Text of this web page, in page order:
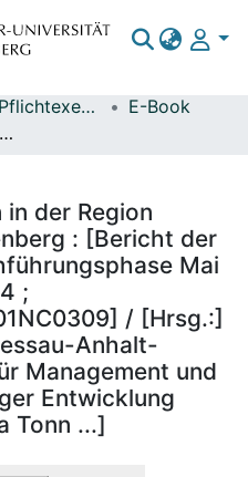
Elektronische Pflichtexemplare
E-Book
Lebenslanges Lernen in der Region Dessau-Anhalt-Wittenberg : [Bericht der Ergebnisse der Durchführungsphase Mai 2003 bis August 2004 ; Förderkennzeichen: 01NC0309] / [Hrsg.:] Agora des Lernens Dessau-Anhalt-Wittenberg, [Kolleg für Management und Gestaltung nachhaltiger Entwicklung gGmbH. Red.: Patricia Tonn ...]
in der Region
: [Bericht der
Mai
;
/ [Hrsg.:]
Anhalt-
Management und
Entwicklung
Tonn ...]